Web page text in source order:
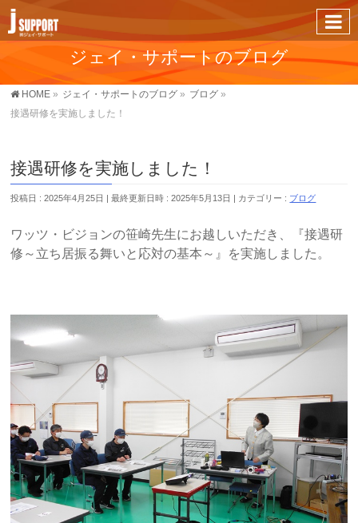
ジェイ・サポートのブログ
HOME » ジェイ・サポートのブログ » ブログ »
接遇研修を実施しました！
接遇研修を実施しました！
投稿日 : 2025年4月25日 最終更新日時 : 2025年5月13日 カテゴリー : ブログ
ワッツ・ビジョンの笹崎先生にお越しいただき、『接遇研
修～立ち居振る舞いと応対の基本～』を実施しました。